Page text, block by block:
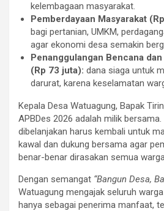
kelembagaan masyarakat.
Pemberdayaan Masyarakat
bagi pertanian, UMKM,
agar ekonomi desa semakin
Penanggulangan Bencana
(Rp 73 juta): dana siaga untuk
darurat, karena keselamatan
Kepala Desa Watuagung, Bapak
APBDes 2026 adalah milik bersama.
dibelanjakan harus kembali untuk
kawal dan dukung bersama agar
benar-benar dirasakan semua
Dengan semangat “Bangun Desa,
Watuagung mengajak seluruh
hanya sebagai penerima manfaat,